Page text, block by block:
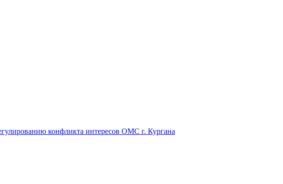
конфликта интересов ОМС г. Кургана